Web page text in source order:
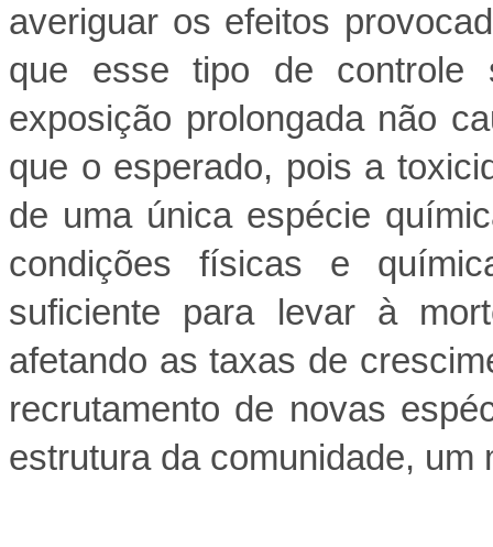
averiguar os efeitos
que esse tipo de controle
exposição prolongada não
que o esperado, pois a
de uma única espécie
condições físicas e
suficiente para levar à
afetando as taxas de
recrutamento de novas
estrutura da comunidade, um